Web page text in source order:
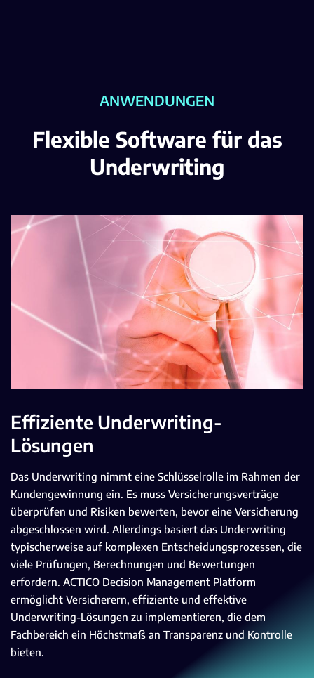
ANWENDUNGEN
Flexible Software für das
Underwriting
Effiziente Underwriting-
Lösungen
Das Underwriting nimmt eine Schlüsselrolle im Rahmen der
Kundengewinnung ein. Es muss Versicherungsverträge
überprüfen und Risiken bewerten, bevor eine Versicherung
abgeschlossen wird. Allerdings basiert das Underwriting
typischerweise auf komplexen Entscheidungsprozessen, die
viele Prüfungen, Berechnungen und Bewertungen
erfordern. ACTICO Decision Management Platform
ermöglicht Versicherern, effiziente und effektive
Underwriting-Lösungen zu implementieren, die dem
Fachbereich ein Höchstmaß an Transparenz und Kontrolle
bieten.